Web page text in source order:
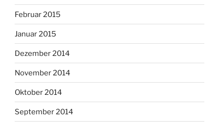
Februar 2015
Januar 2015
Dezember 2014
November 2014
Oktober 2014
September 2014